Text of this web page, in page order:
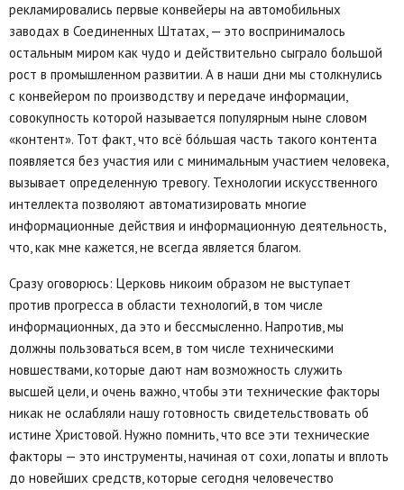
рекламировались первые конвейеры на автомобильных
заводах в Соединенных Штатах, — это воспринималось
остальным миром как чудо и действительно сыграло большой
рост в промышленном развитии. А в наши дни мы столкнулись
с конвейером по производству и передаче информации,
совокупность которой называется популярным ныне словом
«контент». Тот факт, что всё бо́льшая часть такого контента
появляется без участия или с минимальным участием человека,
вызывает определенную тревогу. Технологии искусственного
интеллекта позволяют автоматизировать многие
информационные действия и информационную деятельность,
что, как мне кажется, не всегда является благом.
Сразу оговорюсь: Церковь никоим образом не выступает
против прогресса в области технологий, в том числе
информационных, да это и бессмысленно. Напротив, мы
должны пользоваться всем, в том числе техническими
новшествами, которые дают нам возможность служить
высшей цели, и очень важно, чтобы эти технические факторы
никак не ослабляли нашу готовность свидетельствовать об
истине Христовой. Нужно помнить, что все эти технические
факторы — это инструменты, начиная от сохи, лопаты и вплоть
до новейших средств, которые сегодня человечество